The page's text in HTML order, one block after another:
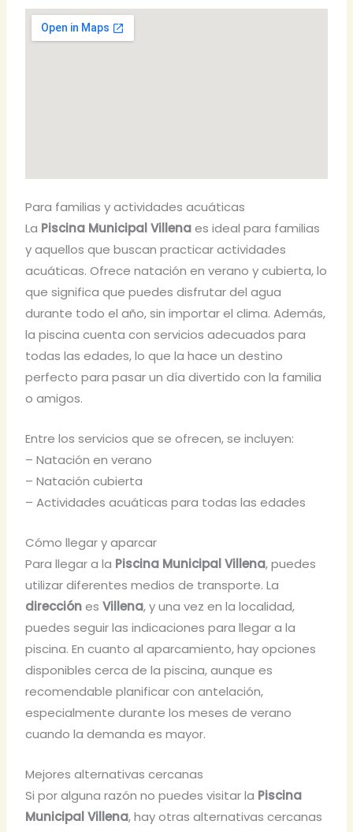
Para familias y actividades acuáticas
La Piscina Municipal Villenaes ideal para familias
y aquellos que buscan practicar actividades
acuáticas. Ofrece natación en verano y cubierta, lo
que significa que puedes disfrutar del agua
durante todo el año, sin importar el clima. Además,
la piscina cuenta con servicios adecuados para
todas las edades, lo que la hace un destino
perfecto para pasar un día divertido con la familia
o amigos.
Entre los servicios que se ofrecen, se incluyen:
– Natación en verano
– Natación cubierta
– Actividades acuáticas para todas las edades
Cómo llegar y aparcar
Para llegar a la Piscina Municipal Villena, puedes
utilizar diferentes medios de transporte. La
direcciónesVillena, y una vez en la localidad,
puedes seguir las indicaciones para llegar a la
piscina. En cuanto al aparcamiento, hay opciones
disponibles cerca de la piscina, aunque es
recomendable planificar con antelación,
especialmente durante los meses de verano
cuando la demanda es mayor.
Mejores alternativas cercanas
Si por alguna razón no puedes visitar la Piscina
Municipal Villena, hay otras alternativas cercanas